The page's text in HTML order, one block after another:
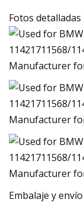
Fotos detalladas
Embalaje y envío